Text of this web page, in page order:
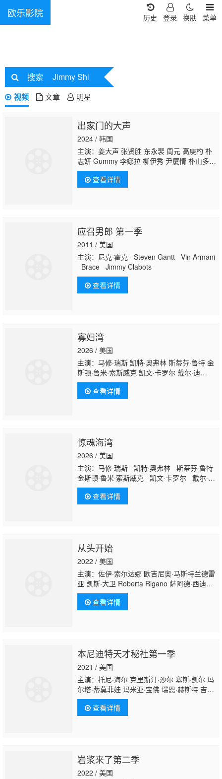
欧乐影院 菜单
换肤
登录
历史
搜索 Jimmy Shi
视频 文章 明星
出家门的大声
2024 / 韩国
主演：姜大声 张贤胜 东永裴 周元 高庚杓 朴
志妍 Gummy 李娜拉 柳伊秀 尹厦情 朴山多
拉 李准 李侑菲 李正信 崔东旭 金俊秀 金炯
秀 权志龙
查看详情
应召男郎 第一季
2011 / 美国
主演：尼克·霍克 Steven Gantt Vin Armani
Brace Jimmy Clabots
查看详情
寡妇湾
2026 / 美国
主演：马修·瑞斯 凯特·奥弗林 斯蒂芬·鲁特 金
斯顿·鲁米·索斯威克 凯文·卡罗尔 戴尔·迪
奇 Ava Gaudet 威廉·希尔 戴维·阿姆斯特朗 伊
莱·D·戈斯 Jimmy Shirts 伊恩·莱昂斯 克里斯
托弗·C·詹姆斯 Shawn Jain Kevin F.
查看详情
惊魂海湾
2026 / 美国
主演：马修·瑞斯 凯特·奥弗林 斯蒂芬·鲁特
金斯顿·鲁米·索斯威克 凯文·卡罗尔 戴尔·迪
奇 Ava Gaudet 威廉·希尔 戴维·阿姆斯特
朗 伊莱·D·戈斯
克里斯托弗·C·詹姆斯 Shawn Jain Kevin
查看详情
从头开始
2022 / 美国
主演：佐伊·索尔达娜 欧吉尼奥·马斯特兰德雷
亚 凯斯·大卫 Roberta Rigano 萨阿德·西迪
基 鲁比·卡默尔 Jonathan Dylan King Paride
Benassai Carlos Arellano Lorenzo
Pozzan Rodney Gardiner 米达宁·拉希米 梅
塔·史密斯 乔纳森·德尔·阿尔科 威廉·斯坦福德·
戴维
查看详情
本尼迪特天才秘社第一季
2021 / 美国
主演：托尼·海尔 克里斯汀·沙尔 塞斯·凯尔 玛
尔塔·蒂莫菲娃 玛米亚·宝佛 瑞恩·赫斯特 吉亚·
桑德赫 莎拉·乔德利 本·安德鲁斯科-道恩 李利
强 卢克·勒斯勒尔 Dean Hinchey 徐亦
涵 Emily Delahunty John Gillich Tysae
查看详情
岩浆来了第二季
2022 / 美国